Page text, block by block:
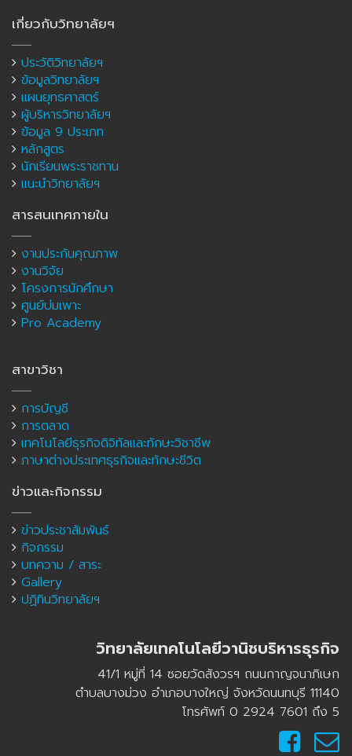
เกี่ยวกับวิทยาลัยฯ
ประวัติวิทยาลัยฯ
ข้อมูลวิทยาลัยฯ
แผนยุทธศาสตร์
ผู้บริหารวิทยาลัยฯ
ข้อมูล 9 ประเภท
หลักสูตร
นักเรียนพระราชทาน
แนะนำวิทยาลัยฯ
สารสนเทศภายใน
งานประกันคุณภาพ
งานวิจัย
โครงการนักศึกษา
ศูนย์บ่มเพาะ
Pro Academy
สาขาวิชา
การบัญชี
การตลาด
เทคโนโลยีธุรกิจดิจิทัลและทักษะวิชาชีพ
ภาษาต่างประเทศธุรกิจและทักษะชีวิต
ข่าวและกิจกรรม
ข่าวประชาสัมพันธ์
กิจกรรม
บทความ / สาระ
Gallery
ปฏิทินวิทยาลัยฯ
วิทยาลัยเทคโนโลยีวานิชบริหารธุรกิจ
41/1 หมู่ที่ 14 ซอยวัดสังวรฯ ถนนกาญจนาภิเษก
ตำบลบางม่วง อำเภอบางใหญ่ จังหวัดนนทบุรี 11140
โทรศัพท์ 0 2924 7601 ถึง 5